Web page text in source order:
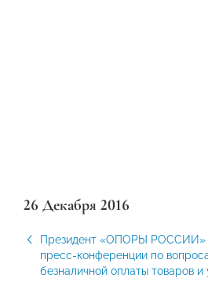
26 Декабря 2016
Президент «ОПОРЫ РОССИИ»
пресс-конференции по
безналичной оплаты товаров и